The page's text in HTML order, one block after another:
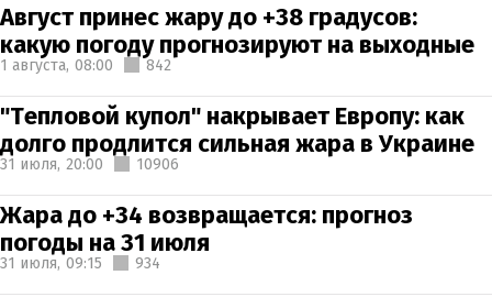
Август принес жару до +38 градусов:
какую погоду прогнозируют на выходные
1 августа, 08:00 842
"Тепловой купол" накрывает Европу: как
долго продлится сильная жара в Украине
31 июля, 20:00 10906
Жара до +34 возвращается: прогноз
погоды на 31 июля
31 июля, 09:15 934